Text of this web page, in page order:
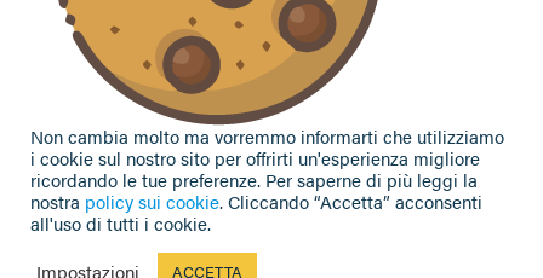
Privacy Policy|Cookie Policy
© 2002-2026 CAA Confagricoltura Emilia Romagna srl - P.IVA
Non cambia molto ma vorremmo informarti che utilizziamo
i cookie sul nostro sito per offrirti un'esperienza migliore
ricordando le tue preferenze. Per saperne di più leggi la
nostra policy sui cookie. Cliccando “Accetta” acconsenti
all'uso di tutti i cookie.
Impostazioni
ACCETTA